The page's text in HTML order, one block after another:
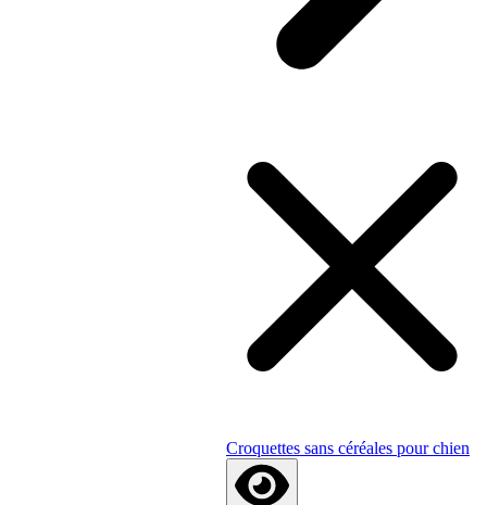
Croquettes sans céréales pour chien